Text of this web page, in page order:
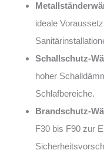
ideale
Schallschutz-
hoher
Schlafbereiche.
Brandschutz-
F30 bis F90 zur